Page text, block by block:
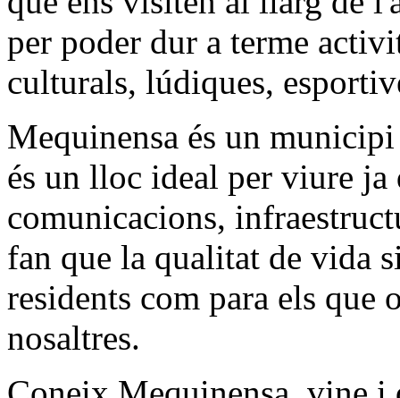
per poder dur a terme
culturals, lúdiques,
Mequinensa és un
és un lloc ideal per viure ja
comunicacions,
fan que la qualitat de vida
residents com para els que
nosaltres.